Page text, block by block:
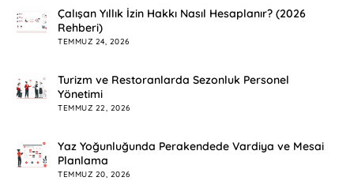
Çalışan Yıllık İzin Hakkı Nasıl Hesaplanır? (2026
Rehberi)
TEMMUZ 24, 2026
Turizm ve Restoranlarda Sezonluk Personel
Yönetimi
TEMMUZ 22, 2026
Yaz Yoğunluğunda Perakendede Vardiya ve Mesai
Planlama
TEMMUZ 20, 2026